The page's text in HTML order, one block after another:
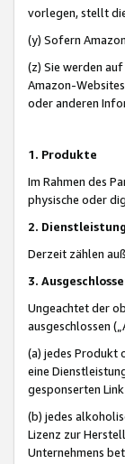
vorlegen, stellt
(y) Sofern
(z) Sie werden
Amazon-
oder anderen
1. Produkte
Im Rahmen des
physische oder
2.
Derzeit zählen
3.
Ungeachtet der
ausgeschlossen
(a) jedes Produkt
eine
gesponserten
(b) jedes
Lizenz zur
Unternehmens